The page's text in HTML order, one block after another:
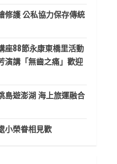
修護 公私協力保存傳統
座88節永康東橋里活動
演講「無齒之痛」歡迎
島遊澎湖 海上旅運融合
小榮眷相見歡